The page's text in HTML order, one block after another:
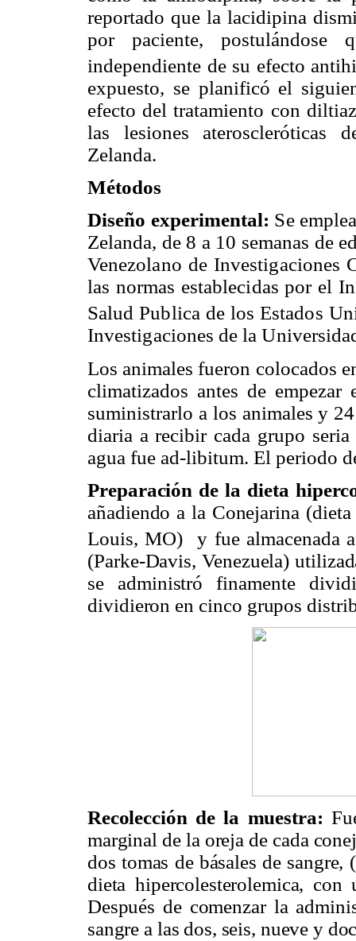
reportado que la lacidipina
por paciente, postulándose
independiente de su efecto
expuesto, se planificó el
efecto del tratamiento con
las lesiones ateroscleróticas
Zelanda.
Métodos
Diseño experimental: Se
Zelanda, de 8 a 10 semanas de
Venezolano de
las normas establecidas por el
Salud Publica de los Estados
Investigaciones dela
Los animales fueron colocados
climatizados antes de
suministrarlo a los animales y
diaria a recibir cada grupo
agua fue ad-libitum. El periodo
Preparación de la dieta
añadiendo a la Conejarina
Louis, MO)
y fue almacenada
(Parke-Davis, Venezuela)
se administró finamente
dividieron en cinco grupos
Recolección de la muestra:
marginal de la oreja de cada
dos tomas de básales de
dieta hipercolesterolemica,
Después de comenzar la
sangre a las dos, seis, nueve y